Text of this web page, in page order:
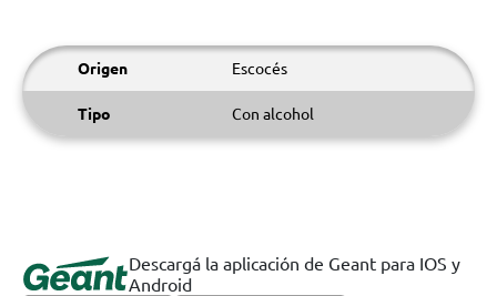
Origen Escocés
Tipo Con alcohol
Descargá la aplicación de Geant para IOS y
Android